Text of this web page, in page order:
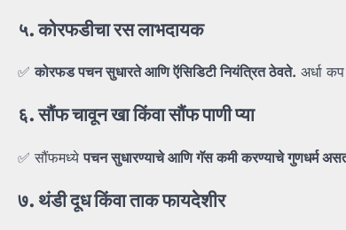
५.कोरफडीचारसलाभदायक
✅कोरफडपचनसुधारतेआणिऍसिडिटीनियंत्रितठेवते. अर्धा
६.सौंफचावूनखाकिंवासौंफपाणीप्या
✅ सौंफमध्येपचनसुधारण्याचेआणिगॅसकमीकरण्याचेगुणधर्म
७. थंडीदूधकिंवाताकफायदेशीर